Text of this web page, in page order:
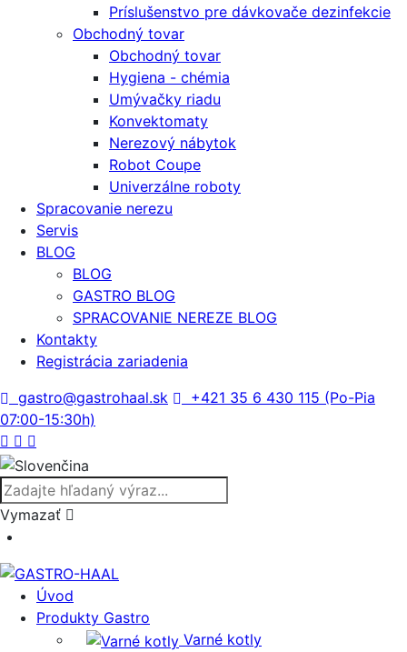
Príslušenstvo pre dávkovače dezinfekcie
Obchodný tovar
Obchodný tovar
Hygiena - chémia
Umývačky riadu
Konvektomaty
Nerezový nábytok
Robot Coupe
Univerzálne roboty
Spracovanie nerezu
Servis
BLOG
BLOG
GASTRO BLOG
SPRACOVANIE NEREZE BLOG
Kontakty
Registrácia zariadenia
gastro@gastrohaal.sk
+421 35 6 430 115 (Po-Pia
07:00-15:30h)
Vymazať
Úvod
Produkty Gastro
Varné kotly